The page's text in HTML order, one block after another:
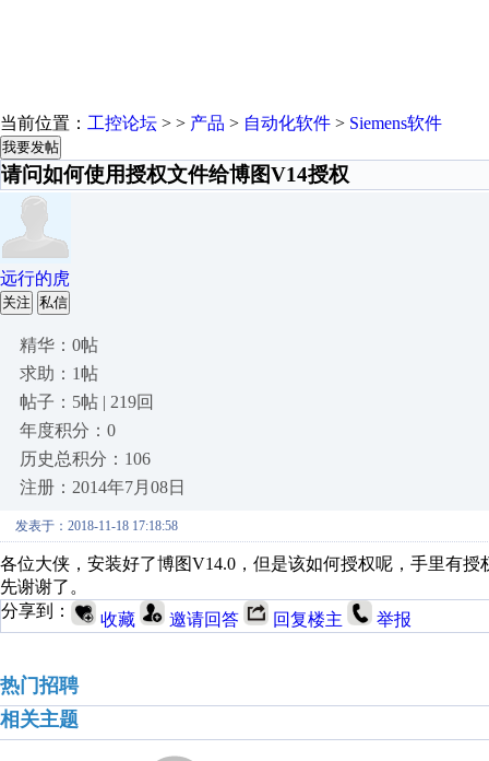
当前位置： 工控论坛 > > 产品 > 自动化软件 > Siemens软件
我要发帖
请问如何使用授权文件给博图V14授权
远行的虎
关注 私信
精华：0帖
求助：1帖
帖子：5帖 | 219回
年度积分：0
历史总积分：106
注册：2014年7月08日
发表于：2018-11-18 17:18:58
各位大侠，安装好了博图V14.0，但是该如何授权呢，手里有授
先谢谢了。
分享到：
收藏 邀请回答 回复楼主 举报
热门招聘
相关主题